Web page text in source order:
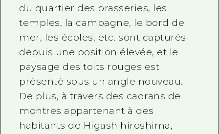
du quartier des brasseries, les
temples, la campagne, le bord de
mer, les écoles, etc. sont capturés
depuis une position élevée, et le
paysage des toits rouges est
présenté sous un angle nouveau.
De plus, à travers des cadrans de
montres appartenant à des
habitants de Higashihiroshima,